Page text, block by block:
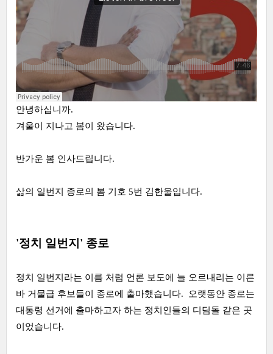
안녕하십니까.
겨울이 지나고 봄이 왔습니다.
반가운 봄 인사드립니다.
삶의 일번지 종로의 봄 기호 5번 김한울입니다.
'정치 일번지' 종로
정치 일번지라는 이름 처럼 언론 보도에 늘 오르내리는 이른
바 거물급 후보들이 종로에 출마했습니다. 오랫동안 종로는
대통령 선거에 출마하고자 하는 정치인들의 디딤돌 같은 곳
이었습니다.